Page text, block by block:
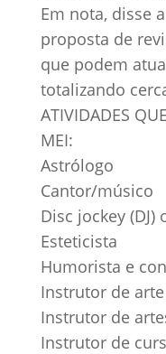
Em nota, disse
proposta de
que podem
totalizando
ATIVIDADES
MEI:
Astrólogo
Cantor/músico
Disc jockey (DJ)
Esteticista
Humorista e
Instrutor de
Instrutor de
Instrutor de